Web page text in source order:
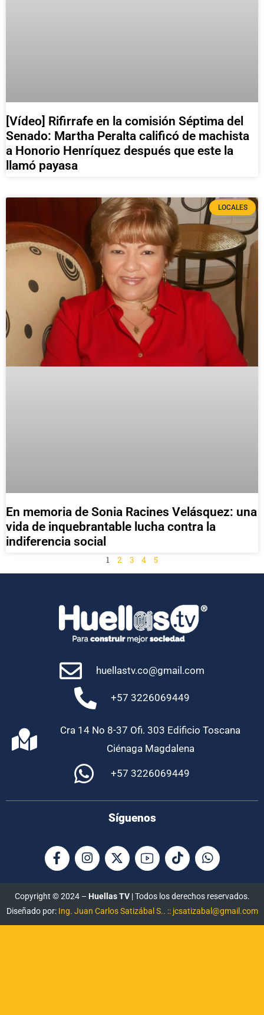
[Vídeo] Rifirrafe en la comisión Séptima del
Senado: Martha Peralta calificó de machista
a Honorio Henríquez después que este la
llamó payasa
LOCALES
En memoria de Sonia Racines Velásquez: una
vida de inquebrantable lucha contra la
indiferencia social
1 2 3 4 5
huellastv.co@gmail.com
+57 3226069449
Cra 14 No 8-37 Ofi. 303 Edificio Toscana
Ciénaga Magdalena
+57 3226069449
Síguenos
Copyright © 2024 – Huellas TV| Todos los derechos reservados.
Diseñado por: Ing. Juan Carlos Satizábal S.. :: jcsatizabal@gmail.com